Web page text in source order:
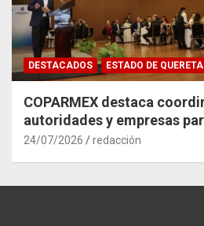
DESTACADOS ESTADO DE
COPARMEX destaca
autoridades y empresas
impacto del Tren
24/07/2026 redacción